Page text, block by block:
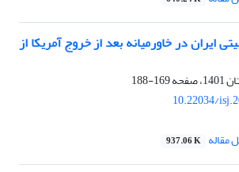
ایران در خاورمیانه بعد از خروج آمریکا از
169-188
10.22034/
مقاله 937.06 K